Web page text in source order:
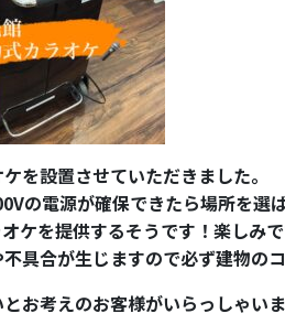
を設置させていただきました。
の電源が確保できたら場所を選
ケを提供するそうです！楽しみで
具合が生じますので必ず建物の
お考えのお客様がいらっしゃい